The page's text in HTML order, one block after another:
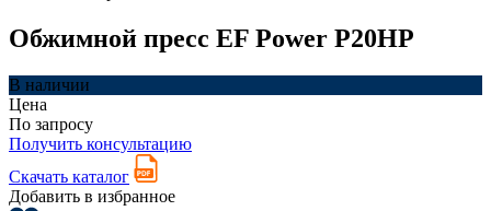
Обжимной пресс EF Power P20HP
В наличии
Цена
По запросу
Получить консультацию
Скачать каталог
Добавить в избранное